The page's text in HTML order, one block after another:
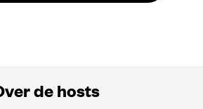
de hosts